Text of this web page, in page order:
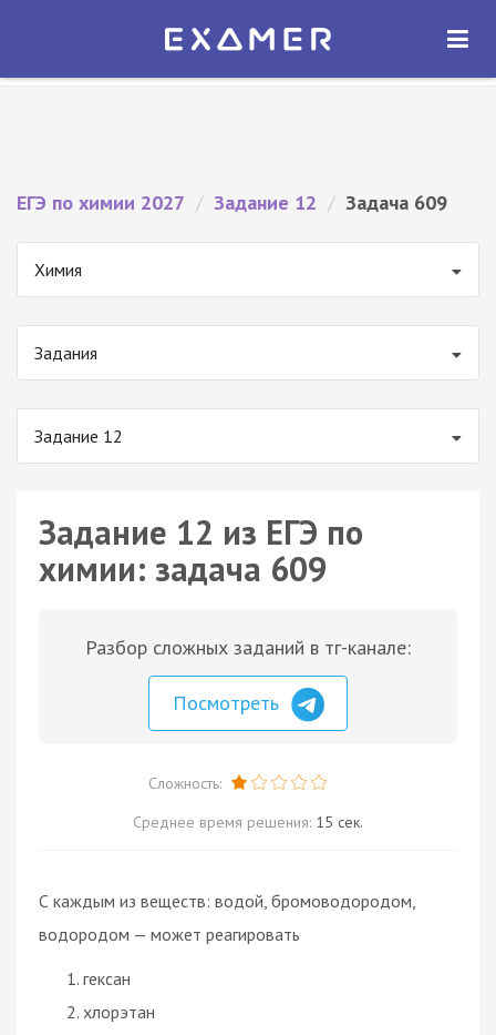
Экзамер — ЕГЭ 2027
ОТКРЫТЬ
ЕГЭ по химии 2027 / Задание 12 / Задача 609
Химия
Задания
Задание 12
Задание 12 из ЕГЭ по
химии: задача 609
Разбор сложных заданий в тг-канале:
Посмотреть
Сложность:
Среднее время решения: 15 сек.
С каждым из веществ: водой, бромоводородом,
водородом — может реагировать
гексан
хлорэтан